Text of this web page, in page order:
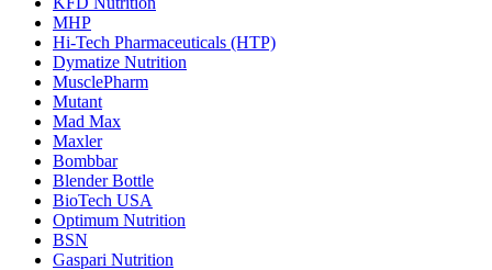
MHP
Hi-Tech Pharmaceuticals (HTP)
Dymatize Nutrition
MusclePharm
Mutant
Mad Max
Maxler
Bombbar
Blender Bottle
BioTech USA
Optimum Nutrition
BSN
Gaspari Nutrition